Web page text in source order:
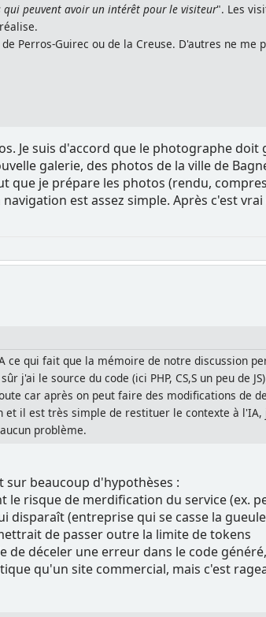
qui peuvent avoir un intérêt pour le visiteur". Les
Perros-Guirec ou de la Creuse. D'autres ne me
Je suis d'accord que le photographe doit
galerie, des photos de la ville de
que je prépare les photos (rendu,
est assez simple. Après c'est
qui fait que la mémoire de notre discussion
j'ai le source du code (ici PHP, CS,S un peu de
car après on peut faire des modifications de
il est très simple de restituer le contexte à
problème.
sur beaucoup d'hypothèses :
le risque de merdification du service (ex.
(entreprise qui se casse la
de passer outre la limite de tokens
de déceler une erreur dans le code
qu'un site commercial, mais c'est